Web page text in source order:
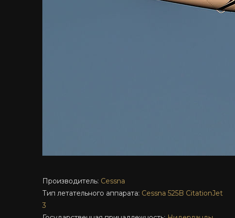
Производитель: Cessna
Тип летательного аппарата: Cessna 525B CitationJet
3